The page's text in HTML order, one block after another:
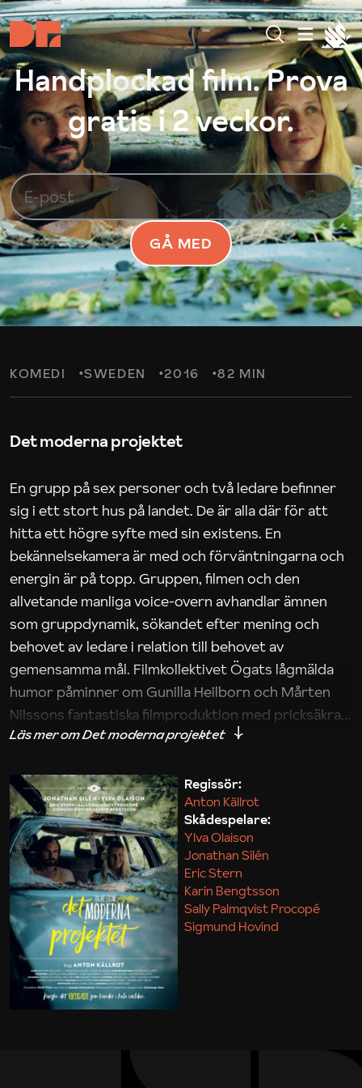
Handplockad film. Prova
gratis i 2 veckor.
GÅ MED
KOMEDI SWEDEN 2016 82 MIN
Det moderna projektet
En grupp på sex personer och två ledare befinner
sig i ett stort hus på landet. De är alla där för att
hitta ett högre syfte med sin existens. En
bekännelsekamera är med och förväntningarna och
energin är på topp. Gruppen, filmen och den
allvetande manliga voice-overn avhandlar ämnen
som gruppdynamik, sökandet efter mening och
behovet av ledare i relation till behovet av
gemensamma mål. Filmkollektivet Ögats lågmälda
humor påminner om Gunilla Heilborn och Mårten
Nilssons fantastiska filmproduktion med pricksäkra
iakttagelser om hur svårt det kan vara att omsätta
Maja Kekonius
Regissör:
Anton Källrot
Skådespelare:
Ylva Olaison
Jonathan Silén
Eric Stern
Karin Bengtsson
Sally Palmqvist Procopé
Sigmund Hovind